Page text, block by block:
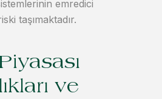
emredici
taşımaktadır.
ve